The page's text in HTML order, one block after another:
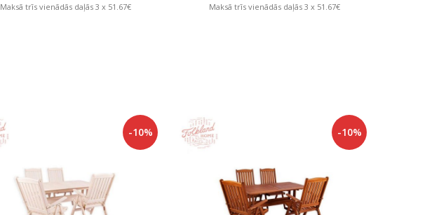
Maksā trīs vienādās daļās 3 x 51.67€ Maksā trīs vienādās daļās 3 x 51.67€
-10% -10%